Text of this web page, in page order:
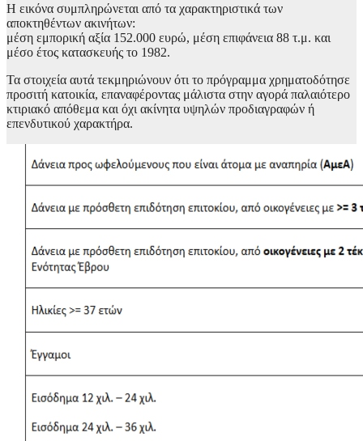
Η εικόνα συμπληρώνεται από τα χαρακτηριστικά των
αποκτηθέντων ακινήτων:
μέση εμπορική αξία 152.000 ευρώ, μέση επιφάνεια 88 τ.μ. και
μέσο έτος κατασκευής το 1982.
Τα στοιχεία αυτά τεκμηριώνουν ότι το πρόγραμμα χρηματοδότησε
προσιτή κατοικία, επαναφέροντας μάλιστα στην αγορά παλαιότερο
κτιριακό απόθεμα και όχι ακίνητα υψηλών προδιαγραφών ή
επενδυτικού χαρακτήρα.